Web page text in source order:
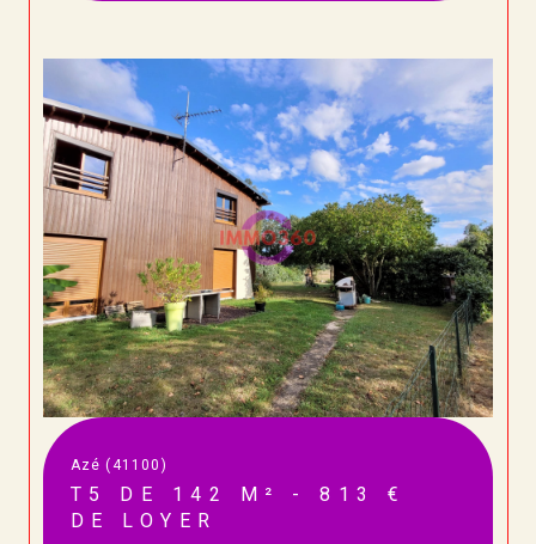
Azé (41100)
T5 DE 142 M² - 813 €
DE LOYER